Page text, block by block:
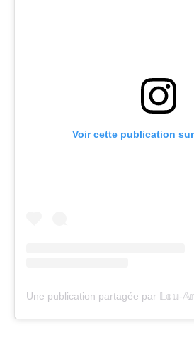
Voir cette publication
Une publication partagée par 𝕃𝕠𝕦-